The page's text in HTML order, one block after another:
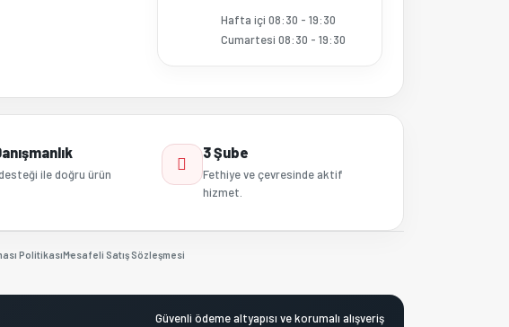
Hafta içi 08:30 - 19:30
Cumartesi 08:30 - 19:30
ile doğru ürün
3 Şube
Fethiye ve çevresinde aktif
hizmet.
PolitikasıMesafeli Satış Sözleşmesi
Güvenli ödeme altyapısı ve korumalı alışveriş